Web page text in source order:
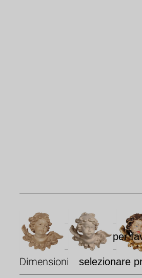
Modello
Dimensioni